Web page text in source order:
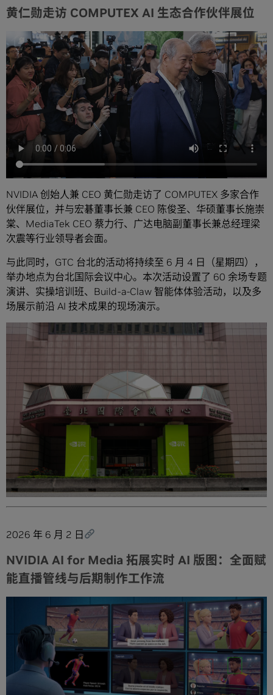
黄仁勋走访 COMPUTEX AI 生态合作伙伴展位
NVIDIA 创始人兼 CEO 黄仁勋走访了 COMPUTEX 多家合作
伙伴展位，并与宏碁董事长兼 CEO 陈俊圣、华硕董事长施崇
棠、MediaTek CEO 蔡力行、广达电脑副董事长兼总经理梁
次震等行业领导者会面。
与此同时，GTC 台北的活动将持续至 6 月 4 日（星期四），
举办地点为台北国际会议中心。本次活动设置了 60 余场专题
演讲、实操培训班、Build-a-Claw 智能体体验活动，以及多
场展示前沿 AI 技术成果的现场演示。
2026 年 6 月 2 日
NVIDIA AI for Media 拓展实时 AI 版图：全面赋
能直播管线与后期制作工作流